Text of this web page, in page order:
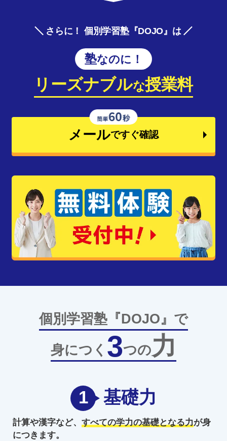
さらに！ 個別学習塾『DOJO』は
塾なのに！
リーズナブルな授業料
メールですぐ確認
個別学習塾『DOJO』で
身につく 3つの力
1 基礎力
計算や漢字など、 すべての学力の基礎となる力が身
につきます。